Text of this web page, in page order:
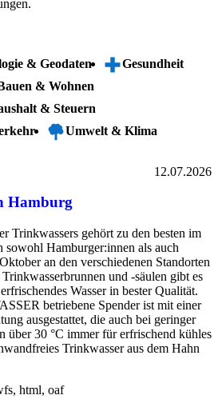
& Geodaten
Gesundheit
& Wohnen
& Steuern
Umwelt & Klima
12.07.2026
Hamburg
Trinkwassers gehört zu den besten im
Hamburger:innen als auch
an den verschiedenen Standorten
und -säulen gibt es
Wasser in bester Qualität.
betriebene Spender ist mit einer
ausgestattet, die auch bei geringer
über 30 °C immer für erfrischend kühles
Trinkwasser aus dem Hahn
html, oaf